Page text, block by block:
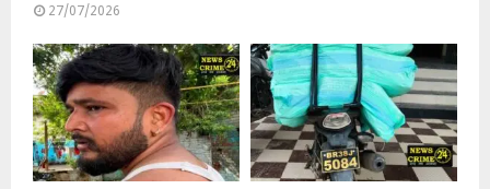
27/07/2026